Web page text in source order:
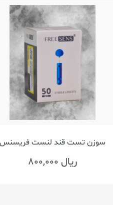
2,400,000 ریال